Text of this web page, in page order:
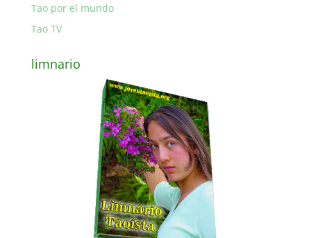
Tao por el mundo
Tao TV
limnario